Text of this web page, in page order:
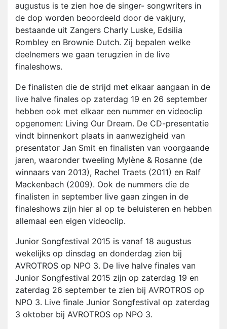
augustus is te zien hoe de singer- songwriters in
de dop worden beoordeeld door de vakjury,
bestaande uit Zangers Charly Luske, Edsilia
Rombley en Brownie Dutch. Zij bepalen welke
deelnemers we gaan terugzien in de live
finaleshows.
De finalisten die de strijd met elkaar aangaan in de
live halve finales op zaterdag 19 en 26 september
hebben ook met elkaar een nummer en videoclip
opgenomen: Living Our Dream. De CD-presentatie
vindt binnenkort plaats in aanwezigheid van
presentator Jan Smit en finalisten van voorgaande
jaren, waaronder tweeling Mylène & Rosanne (de
winnaars van 2013), Rachel Traets (2011) en Ralf
Mackenbach (2009). Ook de nummers die de
finalisten in september live gaan zingen in de
finaleshows zijn hier al op te beluisteren en hebben
allemaal een eigen videoclip.
Junior Songfestival 2015 is vanaf 18 augustus
wekelijks op dinsdag en donderdag zien bij
AVROTROS op NPO 3. De live halve finales van
Junior Songfestival 2015 zijn op zaterdag 19 en
zaterdag 26 september te zien bij AVROTROS op
NPO 3. Live finale Junior Songfestival op zaterdag
3 oktober bij AVROTROS op NPO 3.